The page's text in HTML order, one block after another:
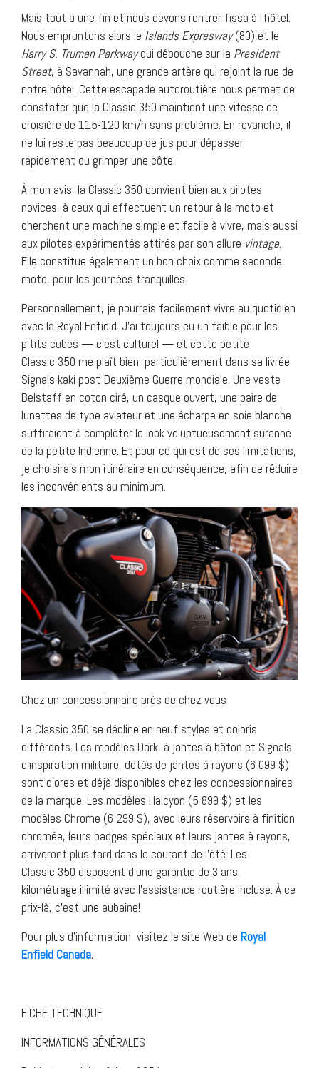
Mais tout a une fin et nous devons rentrer fissa à l’hôtel.
Nous empruntons alors le Islands Expresway(80) et le
Harry S. Truman Parkwayqui débouche sur la President
Street, à Savannah, une grande artère qui rejoint la rue de
notre hôtel. Cette escapade autoroutière nous permet de
constater que la Classic 350 maintient une vitesse de
croisière de 115-120 km/h sans problème. En revanche, il
ne lui reste pas beaucoup de jus pour dépasser
rapidement ou grimper une côte.
À mon avis, la Classic 350 convient bien aux pilotes
novices, à ceux qui effectuent un retour à la moto et
cherchent une machine simple et facile à vivre, mais aussi
aux pilotes expérimentés attirés par son allure vintage.
Elle constitue également un bon choix comme seconde
moto, pour les journées tranquilles.
Personnellement, je pourrais facilement vivre au quotidien
avec la Royal Enfield. J’ai toujours eu un faible pour les
p’tits cubes — c’est culturel — et cette petite
Classic 350 me plaît bien, particulièrement dans sa livrée
Signals kaki post-Deuxième Guerre mondiale. Une veste
Belstaff en coton ciré, un casque ouvert, une paire de
lunettes de type aviateur et une écharpe en soie blanche
suffiraient à compléter le look voluptueusement suranné
de la petite Indienne. Et pour ce qui est de ses limitations,
je choisirais mon itinéraire en conséquence, afin de réduire
les inconvénients au minimum.
Chez un concessionnaire près de chez vous
La Classic 350 se décline en neuf styles et coloris
différents. Les modèles Dark, à jantes à bâton et Signals
d’inspiration militaire, dotés de jantes à rayons (6 099 $)
sont d’ores et déjà disponibles chez les concessionnaires
de la marque. Les modèles Halcyon (5 899 $) et les
modèles Chrome (6 299 $), avec leurs réservoirs à finition
chromée, leurs badges spéciaux et leurs jantes à rayons,
arriveront plus tard dans le courant de l’été. Les
Classic 350 disposent d’une garantie de 3 ans,
kilométrage illimité avec l’assistance routière incluse. À ce
prix-là, c’est une aubaine!
Pour plus d’information, visitez le site Web de Royal
Enfield Canada.
FICHE TECHNIQUE
INFORMATIONS GÉNÉRALES